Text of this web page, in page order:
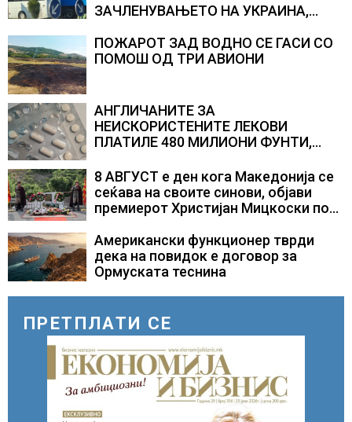
ЗАЧЛЕНУВАЊЕТО НА УКРАИНА,
Полска, Франција и Германија
ПОЖАРОТ ЗАД ВОДНО СЕ ГАСИ СО
ПОМОШ ОД ТРИ АВИОНИ
АНГЛИЧАНИТЕ ЗА
НЕИСКОРИСТЕНИТЕ ЛЕКОВИ
ПЛАТИЛЕ 480 МИЛИОНИ ФУНТИ,
само лекови што навистина им се
потребни
8 АВГУСТ е ден кога Македонија се
сеќава на своите синови, објави
премиерот Христијан Мицкоски по
загинувањето на десетмината
прилепски бранители
Американски функционер тврди
дека на повидок е договор за
Ормуската теснина
ПРЕТПЛАТИ СЕ